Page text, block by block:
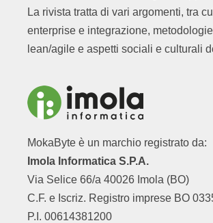
La rivista tratta di vari argomenti, tra
enterprise e integrazione,
lean/agile e aspetti sociali e culturali
MokaByte è un marchio registrato da:
Imola Informatica S.P.A.
Via Selice 66/a 40026 Imola (BO)
C.F. e Iscriz. Registro imprese BO
P.I. 00614381200